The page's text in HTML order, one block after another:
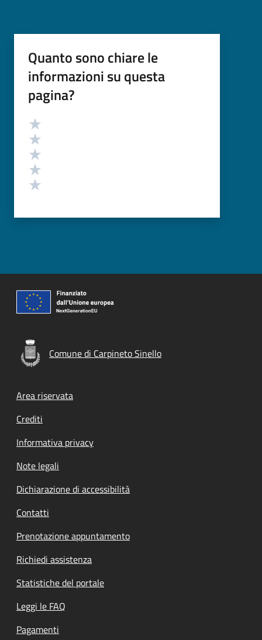
Quanto sono chiare le
informazioni su questa
pagina?
Valutazione
Comune di Carpineto Sinello
Footer menu
Area riservata
Crediti
Informativa privacy
Note legali
Dichiarazione di accessibilità
Contatti
Prenotazione appuntamento
Richiedi assistenza
Statistiche del portale
Leggi le FAQ
Pagamenti